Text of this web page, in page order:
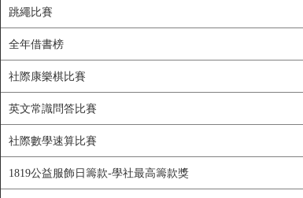
跳繩比賽
全年借書榜
社際康樂棋比賽
英文常識問答比賽
社際數學速算比賽
1819公益服飾日籌款-學社最高籌款獎